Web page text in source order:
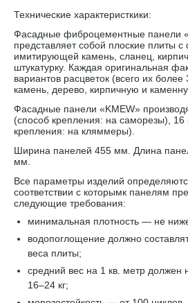
Технические характеристкики:
Фасадные фиброцементные панели
представляет собой плоские плиты с
имитирующей камень, сланец,
штукатурку. Каждая оригинальная
вариантов расцветок (всего их
камень, дерево, кирпичную и
Фасадные панели «KMEW»
(способ крепления: на саморезы),
крепления: на кляммеры).
Ширина панелей 455 мм. Длина
мм.
Все параметры изделий
соответствии с которымк панелям
следующие требования:
минимальная плотность — не
водопоглощение должно
веса плиты;
средний вес на 1 кв. метр должен
16–24 кг;